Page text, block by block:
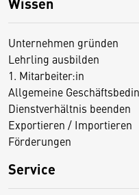
Unternehmen gründen
Lehrling ausbilden
1. Mitarbeiter:in
Allgemeine
Dienstverhältnis beenden
Exportieren / Importieren
Förderungen
Service